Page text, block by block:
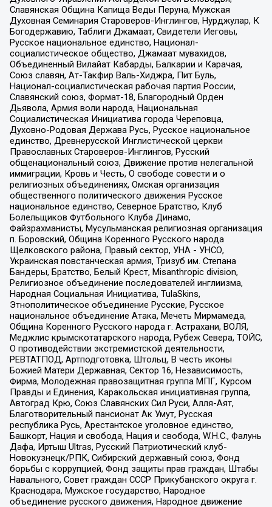
Славянская Община Капища Веды Перуна, Мужская
Духовная Семинария Староверов-Инглингов, Нурджулар, К
Богодержавию, Таблиги Джамаат, Свидетели Иеговы,
Русское национальное единство, Национал-
социалистическое общество, Джамаат мувахидов,
Объединенный Вилайат Кабарды, Балкарии и Карачая,
Союз славян, Ат-Такфир Валь-Хиджра, Пит Буль,
Национал-социалистическая рабочая партия России,
Славянский союз, Формат-18, Благородный Орден
Дьявола, Армия воли народа, Национальная
Социалистическая Инициатива города Череповца,
Духовно-Родовая Держава Русь, Русское национальное
единство, Древнерусской Инглистической церкви
Православных Староверов-Инглингов, Русский
общенациональный союз, Движение против нелегальной
иммиграции, Кровь и Честь, О свободе совести и о
религиозных объединениях, Омская организация
общественного политического движения Русское
национальное единство, Северное Братство, Клуб
Болельщиков Футбольного Клуба Динамо,
Файзрахманисты, Мусульманская религиозная организация
п. Боровский, Община Коренного Русского народа
Щелковского района, Правый сектор, УНА - УНСО,
Украинская повстанческая армия, Тризуб им. Степана
Бандеры, Братство, Белый Крест, Misanthropic division,
Религиозное объединение последователей инглиизма,
Народная Социальная Инициатива, TulaSkins,
Этнополитическое объединение Русские, Русское
национальное объединение Атака, Мечеть Мирмамеда,
Община Коренного Русского народа г. Астрахани, ВОЛЯ,
Меджлис крымскотатарского народа, Рубеж Севера, ТОЙС,
О противодействии экстремистской деятельности,
РЕВТАТПОД, Артподготовка, Штольц, В честь иконы
Божией Матери Державная, Сектор 16, Независимость,
Фирма, Молодежная правозащитная группа МПГ, Курсом
Правды и Единения, Каракольская инициативная группа,
Автоград Крю, Союз Славянских Сил Руси, Алля-Аят,
Благотворительный пансионат Ак Умут, Русская
республика Русь, Арестантское уголовное единство,
Башкорт, Нация и свобода, Нация и свобода, W.H.С., Фалунь
Дафа, Иртыш Ultras, Русский Патриотический клуб-
Новокузнецк/РПК, Сибирский державный союз, Фонд
борьбы с коррупцией, Фонд защиты прав граждан, Штабы
Навального, Совет граждан СССР Прикубанского округа г.
Краснодара, Мужское государство, Народное
объединение русского движения, Народное движение